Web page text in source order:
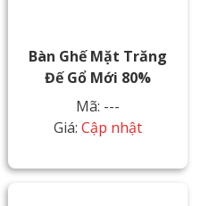
Bàn Ghế Mặt Trăng
Đế Gổ Mới 80%
Mã: ---
Giá: Cập nhật